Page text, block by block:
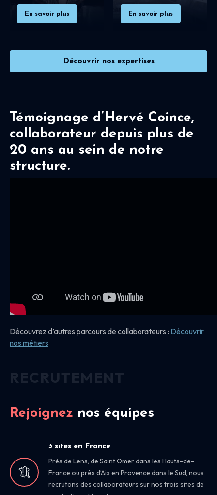
En savoir plus En savoir plus
Découvrir nos expertises
Témoignage d’Hervé Coince,
collaborateur depuis plus de
20 ans au sein de notre
structure.
Découvrez d’autres parcours de collaborateurs : Découvrir
nos métiers
Rejoignez nos équipes
3 sites en France
Près de Lens, de Saint Omer dans les Hauts-de-
France ou près d’Aix en Provence dans le Sud, nous
recrutons des collaborateurs sur nos trois sites de
RECRUTEMENT